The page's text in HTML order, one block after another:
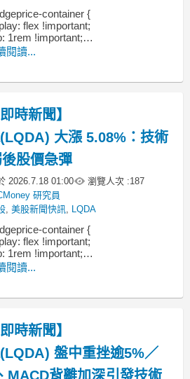
container {
flex !important;
1rem !important;
wrap: wrap !important; /* 自動換行 */
閱讀...
時新聞】
大漲 5.08%：技術
股價急彈
2026.7.18 01:00 瀏覽人次 :187
研究員
, 美股新聞快訊, LQDA
container {
flex !important;
1rem !important;
wrap: wrap !important; /* 自動換行 */
閱讀...
時新聞】
盤中重挫逾5%／
MACD背離加深引發技術